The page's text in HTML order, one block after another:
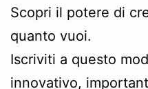
Scopri il potere di
quanto vuoi.
Iscriviti a questo
innovativo,